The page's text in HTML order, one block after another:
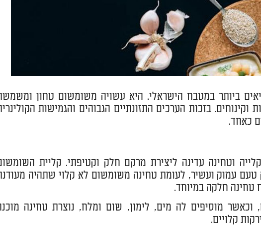
ביותר במטבח הישראלי. היא עשויה משומשום טחון
בזכות הערכים התזונתיים הגבוהים והגמישות
כאחד.
וטחינה עדינה ליצירת מרקם חלק וקטיפתי. קליית
עמוק ועשיר, לעומת טחינה משומשום לא קלוי שתהיה
טחינה חלקה במיוחד.
מוסיפים לה מים, לימון, שום ומלח, נוצרת טחינה
קלויים.